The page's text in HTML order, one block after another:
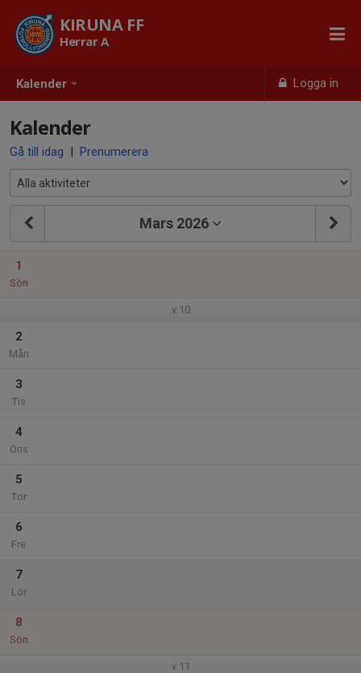
Kalender Logga in
KIRUNA FF
Herrar A
Kalender
Gå till idag | Prenumerera
Mars 2026
1
Sön
v.10
2
Mån
3
Tis
4
Ons
5
Tor
6
Fre
7
Lör
8
Sön
v.11